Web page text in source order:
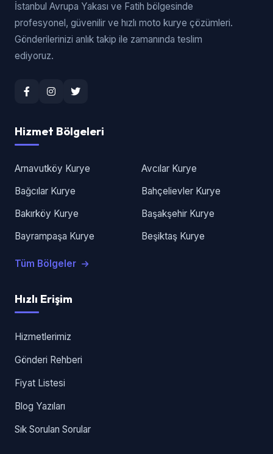
İstanbul Avrupa Yakası ve Fatih bölgesinde
profesyonel, güvenilir ve hızlı moto kurye çözümleri.
Gönderilerinizi anlık takip ile zamanında teslim
ediyoruz.
Hizmet Bölgeleri
Arnavutköy Kurye
Avcılar Kurye
Bağcılar Kurye
Bahçelievler Kurye
Bakırköy Kurye
Başakşehir Kurye
Bayrampaşa Kurye
Beşiktaş Kurye
Tüm Bölgeler
Hızlı Erişim
Hizmetlerimiz
Gönderi Rehberi
Fiyat Listesi
Blog Yazıları
Sık Sorulan Sorular